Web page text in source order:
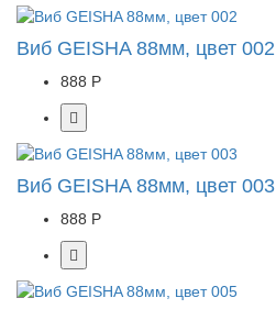
Виб GEISHA 88мм, цвет 002
888 Р
Виб GEISHA 88мм, цвет 003
888 Р